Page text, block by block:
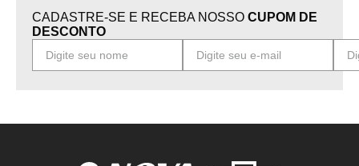
CADASTRE-SE E RECEBA NOSSO CUPOM DE
DESCONTO